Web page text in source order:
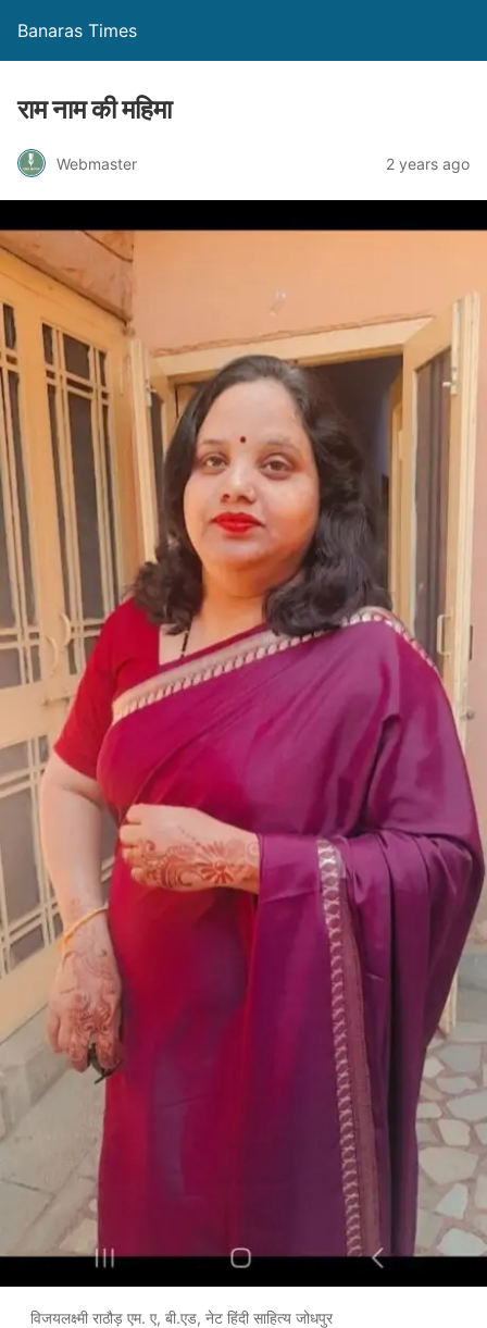
Banaras Times
राम नाम की महिमा
Webmaster 2 years ago
विजयलक्ष्मी राठौड़ एम. ए, बी.एड, नेट हिंदी साहित्य जोधपुर